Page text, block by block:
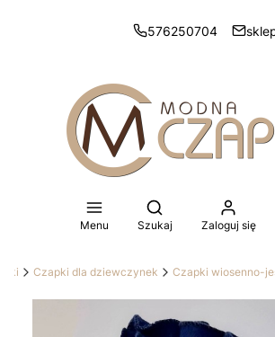
576250704
Menu
Otwórz wyszukiwarkę
Szukaj Zaloguj się
Czapki dla dziewczynek